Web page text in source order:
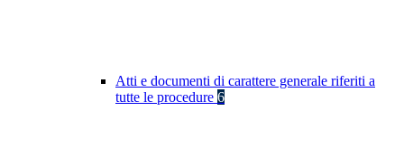
Atti e documenti di carattere generale riferiti a
tutte le procedure 6